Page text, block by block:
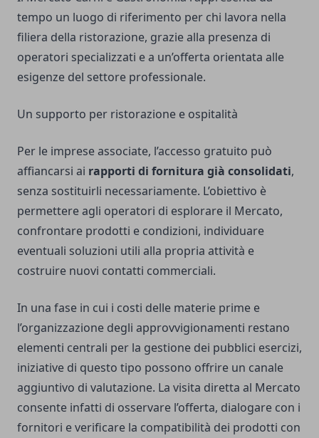
tempo un luogo di riferimento per chi lavora nella
filiera della ristorazione, grazie alla presenza di
operatori specializzati e a un’offerta orientata alle
esigenze del settore professionale.
Un supporto per ristorazione e ospitalità
Per le imprese associate, l’accesso gratuito può
affiancarsi ai rapporti di fornitura già consolidati,
senza sostituirli necessariamente. L’obiettivo è
permettere agli operatori di esplorare il Mercato,
confrontare prodotti e condizioni, individuare
eventuali soluzioni utili alla propria attività e
costruire nuovi contatti commerciali.
In una fase in cui i costi delle materie prime e
l’organizzazione degli approvvigionamenti restano
elementi centrali per la gestione dei pubblici esercizi,
iniziative di questo tipo possono offrire un canale
aggiuntivo di valutazione. La visita diretta al Mercato
consente infatti di osservare l’offerta, dialogare con i
fornitori e verificare la compatibilità dei prodotti con